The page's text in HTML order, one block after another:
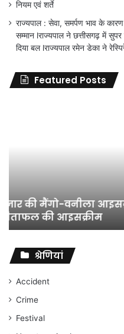
नियम एवं शर्ते
राज्यपाल : सेवा, समर्पण भाव के
सम्मान lराज्यपाल ने छत्तीसगढ़ में
दिया बल lराज्यपाल रमेन डेका ने
Featured Posts
विभाग
के
विवादों
संघर्ष
जारी
रहेगा
अंकित
गौरहा
जिला शिक्षा अधिकारी
विभाग के विवादों पर
श्रेणियां
Accident
Crime
Festival